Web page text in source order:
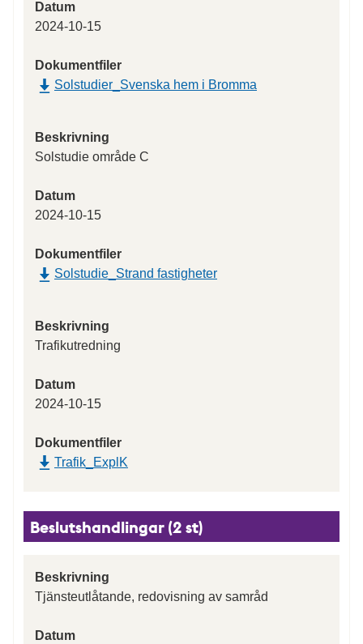
Datum
2024-10-15
Dokumentfiler
Solstudier_Svenska hem i Bromma
Beskrivning
Solstudie område C
Datum
2024-10-15
Dokumentfiler
Solstudie_Strand fastigheter
Beskrivning
Trafikutredning
Datum
2024-10-15
Dokumentfiler
Trafik_ExplK
Beslutshandlingar (2 st)
Beskrivning
Tjänsteutlåtande, redovisning av samråd
Datum